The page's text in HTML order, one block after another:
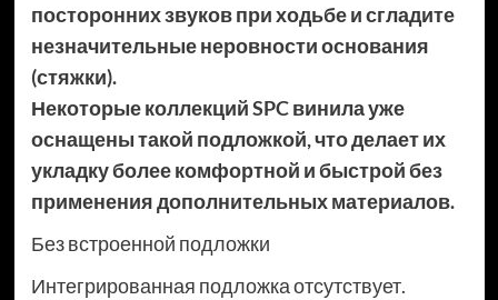
посторонних звуков при ходьбе и сгладите
незначительные неровности основания
(стяжки).
Некоторые коллекций SPC винила уже
оснащены такой подложкой, что делает их
укладку более комфортной и быстрой без
применения дополнительных материалов.
Без встроенной подложки
Интегрированная подложка отсутствует.